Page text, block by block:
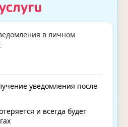
в личном
уведомления после
и всегда будет